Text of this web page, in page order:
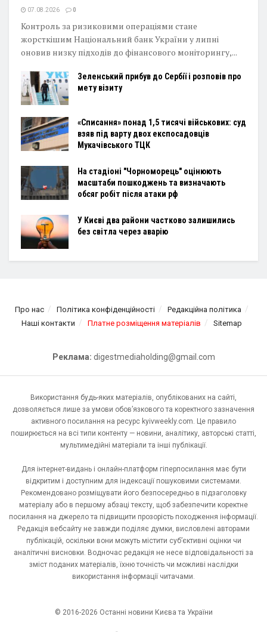
07.08.2026 0
Контроль за ризиковими операціями стане
жорсткішим Національний банк України у липні
оновив низку підходів до фінансового моніторингу,...
Зеленський прибув до Сербії і розповів про
мету візиту
«Списання» понад 1,5 тисячі військових: суд
взяв під варту двох експосадовців
Мукачівського ТЦК
На стадіоні "Чорноморець" оцінюють
масштаби пошкоджень та визначають
обсяг робіт після атаки рф
У Києві два райони частково залишились
без світла через аварію
Про нас Політика конфіденційності
Редакційна політика
Наші контакти
Платне розміщення матеріалів Sitemap
Реклама: digestmediaholding@gmail.com
Використання будь-яких матеріалів, опублікованих на сайті,
дозволяється лише за умови обов’язкового та коректного зазначення
активного посилання на ресурс kyivweekly.com. Це правило
поширюється на всі типи контенту — новини, аналітику, авторські статті,
мультимедійні матеріали та інші публікації.
Для інтернет-видань і онлайн-платформ гіперпосилання має бути
відкритим і доступним для індексації пошуковими системами.
Рекомендовано розміщувати його безпосередньо в підзаголовку
матеріалу або в першому абзаці тексту, щоб забезпечити коректне
посилання на джерело та підвищити прозорість походження інформації.
Редакція вебсайту не завжди поділяє думки, висловлені авторами
публікацій, оскільки вони можуть містити суб’єктивні оцінки чи
аналітичні висновки. Водночас редакція не несе відповідальності за
зміст поданих матеріалів, їхню точність чи можливі наслідки
використання інформації читачами.
© 2016-2026 Останні новини Києва та України